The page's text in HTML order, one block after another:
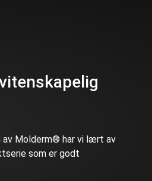
av Molderm® har vi lært av
som er godt